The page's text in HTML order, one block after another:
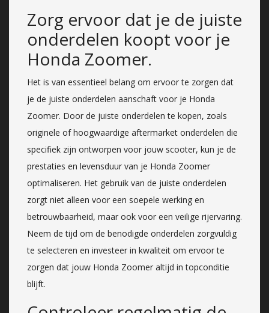
Zorg ervoor dat je de juiste
onderdelen koopt voor je
Honda Zoomer.
Het is van essentieel belang om ervoor te zorgen dat
je de juiste onderdelen aanschaft voor je Honda
Zoomer. Door de juiste onderdelen te kopen, zoals
originele of hoogwaardige aftermarket onderdelen die
specifiek zijn ontworpen voor jouw scooter, kun je de
prestaties en levensduur van je Honda Zoomer
optimaliseren. Het gebruik van de juiste onderdelen
zorgt niet alleen voor een soepele werking en
betrouwbaarheid, maar ook voor een veilige rijervaring.
Neem de tijd om de benodigde onderdelen zorgvuldig
te selecteren en investeer in kwaliteit om ervoor te
zorgen dat jouw Honda Zoomer altijd in topconditie
blijft.